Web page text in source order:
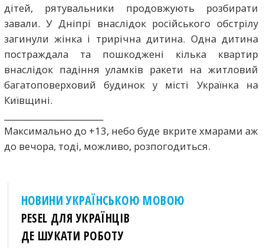
дітей, рятувальники продовжують розбирати
завали. У Дніпрі внаслідок російського обстрілу
загинули жінка і трирічна дитина. Одна дитина
постраждала та пошкоджені кілька квартир
внаслідок падіння уламків ракети на житловий
багатоповерховий будинок у місті Українка на
Київщині.
Максимально до +13, небо буде вкрите хмарами аж
до вечора, тоді, можливо, розпогодиться.
НОВИНИ УКРАЇНСЬКОЮ МОВОЮ
PESEL ДЛЯ УКРАЇНЦІВ
ДЕ ШУКАТИ РОБОТУ